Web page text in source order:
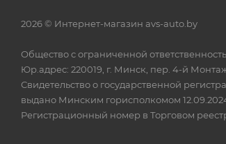
2026 © Интернет-магазин avs-auto.by
Общество с ограниченной
Юр.адрес: 220019, г. Минск, пер. 4-й
Свидетельство о государственной
выдано Минским горисполкомом
Регистрационный номер в Торговом